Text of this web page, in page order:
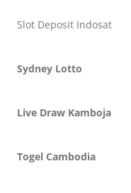
Slot Deposit Indosat
Sydney Lotto
Live Draw Kamboja
Togel Cambodia